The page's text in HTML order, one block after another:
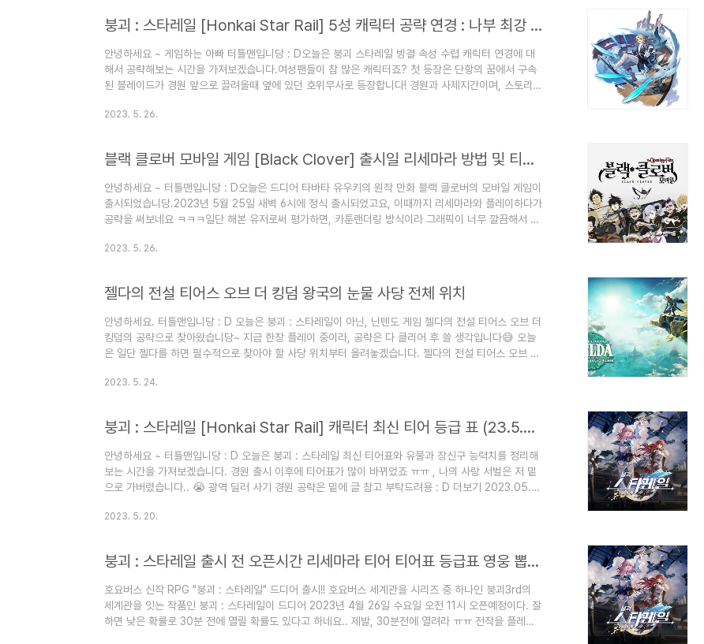
당 레..
붕괴 : 스타레일 [Honkai Star Rail] 5성 캐릭터 공략 연경 : 나부 최강 검객 공략 추천 광추 유물 장신구 파티 조합 추천 총평
안녕하세요 ~ 게임하는 아빠 터틀맨입니당 : D오늘은 붕괴 스타레일 빙결 속성 수렵 캐릭터 연경에 대
해서 공략해보는 시간을 가져보겠습니다.여성팬들이 참 많은 캐릭터죠? 첫 등장은 단항의 꿈에서 구속
된 블레이드가 경원 앞으로 끌려올때 옆에 있던 호위무사로 등장합니다! 경원과 사제지간이며, 스토리
딜러인데도 인기가 없죠 ㅠㅠ (제레가 너무쎄긴 해..)여하튼, 한장으로 보는 공략 먼저 보시겠습니당 ~
으로 ..
2023. 5. 26.
블랙 클로버 모바일 게임 [Black Clover] 출시일 리세마라 방법 및 티어(등급)표
안녕하세요 ~ 터틀맨입니당 : D오늘은 드디어 타바타 유우키의 원작 만화 블랙 클로버의 모바일 게임이
출시되었습니당.2023년 5월 25일 새벽 6시에 정식 출시되었고요, 이때까지 리세마라와 플레이하다가
공략을 써보네요 ㅋㅋㅋ일단 해본 유저로써 평가하면, 카툰랜더링 방식이라 그래픽이 너무 깔끔해서 좋
템을 많이 도입하는 분위기인가요? 신작 게임들 중에 턴제 전투 시스템이 은근히 자주 보이네요??여하
고 할 수 있겠..
2023. 5. 26.
젤다의 전설 티어스 오브 더 킹덤 왕국의 눈물 사당 전체 위치
안녕하세요. 터틀맨입니당 : D 오늘은 붕괴 : 스타레일이 아닌, 닌텐도 게임 젤다의 전설 티어스 오브 더
킹덤의 공략으로 찾아왔습니당~ 지금 한창 플레이 중이라, 공략은 다 클리어 후 쓸 생각입니다😅 오늘
은 일단 젤다를 하면 필수적으로 찾아야 할 사당 위치부터 올려놓겠습니다. 젤다의 전설 티어스 오브 더
브 더 킹덤 사당 위치 [하늘] 젤다의 전설 티어스 오브 더 킹덤 사당 위치 [지상] 맵 보는 방법 해골표시
2023. 5. 24.
붕괴 : 스타레일 [Honkai Star Rail] 캐릭터 최신 티어 등급 표 (23.5.20 기준)와 유물 및 장신구 능력치
안녕하세요 ~ 터틀맨입니당 : D 오늘은 붕괴 : 스타레일 최신 티어표와 유물과 장신구 능력치를 정리해
보는 시간을 가져보겠습니다. 경원 출시 이후에 티어표가 많이 바뀌었죠 ㅠㅠ , 나의 사랑 서벌은 저 밑
으로 가버렸습니다.. 😭 광역 딜러 사기 경원 공략은 밑에 글 참고 부탁드려용 : D 더보기 2023.05.17
유물 파티 조합 추천 총평 붕괴 : 스타레일 [HonKai Star Rail] 5성 캐릭터 경원 : 신책 장군 공략 추
2023. 5. 20.
붕괴 : 스타레일 출시 전 오픈시간 리세마라 티어 티어표 등급표 영웅 뽑기 과금 정보 관련 팁
호요버스 신작 RPG "붕괴 : 스타레일" 드디어 출시!! 호요버스 세계관을 시리즈 중 하나인 붕괴3rd의
세계관을 잇는 작품인 붕괴 : 스타레일이 드디어 2023년 4월 26일 수요일 오전 11시 오픈예정이다. 잘
하면 낮은 확률로 30분 전에 열릴 확률도 있다고 하네요.. 제발, 30분전에 열려라 ㅠㅠ 전작을 플레이